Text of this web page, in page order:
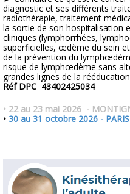
diagnostic et ses différents
radiothérapie, traitement
la sortie de son hospitalisation
cliniques (lymphorrhées,
superficielles, œdème du sein
de la prévention du
risque de lymphœdème sans
grandes lignes de la
Réf DPC 43402425034
• 22 au 23 mai 2026 -
• 30 au 31 octobre 2026 -